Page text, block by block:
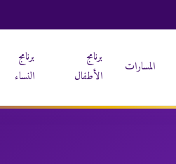
المسارات
برنامج
الأطفال
برنامج
النساء